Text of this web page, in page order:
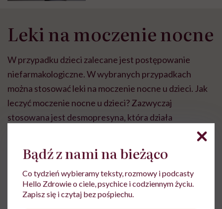
Leki na moczenie nocne
W przypadku dzieci zalecane jest postępowanie
niefarmakologiczne. W wybranych przypadkach
można stosować leki na moczenie nocne u dzieci. Jak
leczyć moczenie nocne u dzieci? Zazwyczaj
stosowana jest desmopresyna, która działa
zagęszczająco na mocz, ograniczając jego produkcję.
Kolejny lek to oksybutynina, wpływająca na
zmniejszenie napięcia mięśnia wypieracza oraz
zwiększenie pojemności pęcherza moczowego.
Tabletki na moczenie nocne u dorosłych to
Bądź z nami na bieżąco
Co tydzień wybieramy teksty, rozmowy i podcasty
Hello Zdrowie o ciele, psychice i codziennym życiu.
Zapisz się i czytaj bez pośpiechu.